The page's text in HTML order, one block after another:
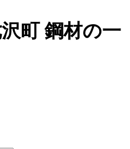
町 鋼材の一